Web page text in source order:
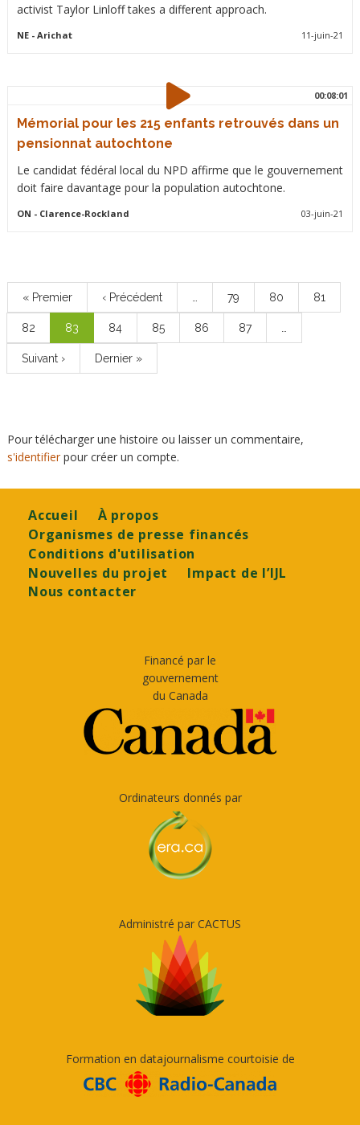
activist Taylor Linloff takes a different approach.
NE- Arichat 11-juin-21
00:08:01
Mémorial pour les 215 enfants retrouvés dans un
pensionnat autochtone
Le candidat fédéral local du NPD affirme que le gouvernement
doit faire davantage pour la population autochtone.
ON - Clarence-Rockland 03-juin-21
Première
page
« Premier
Page
précédente
‹ Précédent Page
79 Page
80 Page
81
Page
82
Page
courante
83 Page
84 Page
85 Page
86 Page
87
Page
suivante
Suivant ›
Dernière
page
Dernier »
Pour télécharger une histoire ou laisser un commentaire,
s'identifierpour créer un compte.
Footer
Accueil
À propos
Organismes de presse financés
Conditions d'utilisation
Nouvelles du projet
Impact de l’IJL
Nous contacter
Financé par le
gouvernement
du Canada
Ordinateurs donnés par
Administré par CACTUS
Formation en datajournalisme courtoisie de